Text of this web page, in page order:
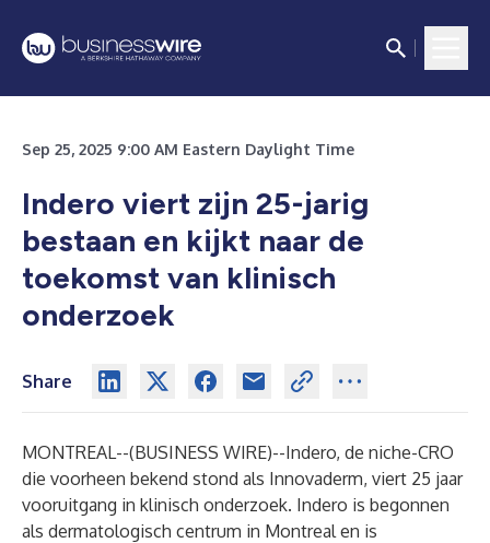
Sep 25, 2025 9:00 AM Eastern Daylight Time
Indero viert zijn 25-jarig
bestaan en kijkt naar de
toekomst van klinisch
onderzoek
Share
MONTREAL--(BUSINESS WIRE)--Indero, de niche-CRO
die voorheen bekend stond als Innovaderm, viert 25 jaar
vooruitgang in klinisch onderzoek. Indero is begonnen
als dermatologisch centrum in Montreal en is